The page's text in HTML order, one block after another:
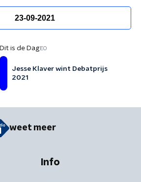
23-09-2021
Dit is de DagEO
Jesse Klaver wint Debatprijs
2021
weet meer
Info